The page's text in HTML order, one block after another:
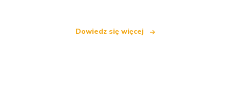
Dowiedz się więcej